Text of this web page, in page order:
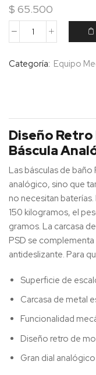
$ 65.500
Categoría: Equipo
Diseño Retro
Báscula
Las básculas de
analógico, sino que
no necesitan
150 kilogramos, el
gramos. La carcasa
PSD se
antideslizante. Para
Superficie de
Carcasa de metal
Funcionalidad
Diseño retro de
Gran dial